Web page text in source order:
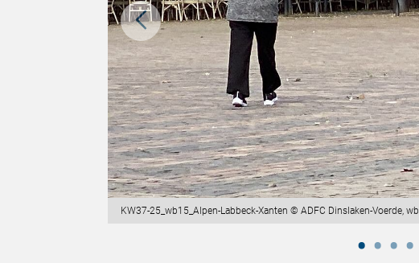
KW37-25_wb15_Alpen-Labbeck-Xanten © ADFC Dinslaken-Voerde, wb